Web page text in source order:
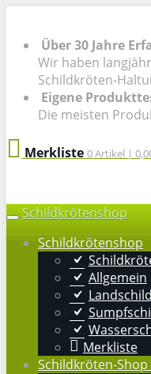
Über 30 Jahre
Wir haben
Schildkröten-
Eigene
Die meisten
Merkliste 0Artikel |
Toggle navigation
Schildkrötenshop
Schildkrötenshop
Allgemein
Merkliste
Schildkröten-